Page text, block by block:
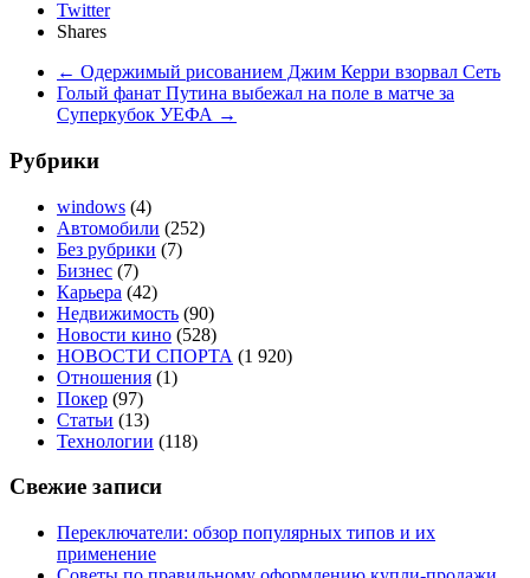
Twitter
Shares
← Одержимый рисованием Джим Керри взорвал Сеть
Голый фанат Путина выбежал на поле в матче за
Суперкубок УЕФА →
Рубрики
windows (4)
Автомобили (252)
Без рубрики (7)
Бизнес (7)
Карьера (42)
Недвижимость (90)
Новости кино (528)
НОВОСТИ СПОРТА (1 920)
Отношения (1)
Покер (97)
Статьи (13)
Технологии (118)
Свежие записи
Переключатели: обзор популярных типов и их
применение